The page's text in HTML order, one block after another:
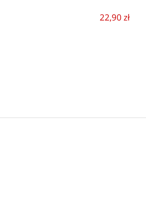
22,90 zł